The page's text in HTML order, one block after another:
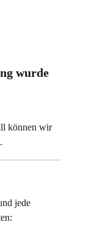
wurde
können wir
jede